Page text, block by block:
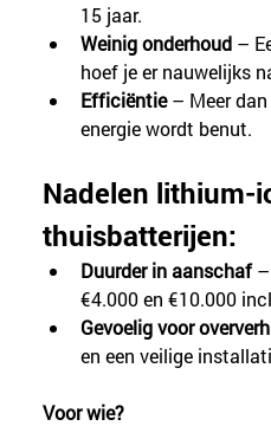
15 jaar.
Weinig onderhoud –
hoef je er nauwelijks
Efficiëntie – Meer dan
energie wordt benut.
Nadelen lithium-
thuisbatterijen:
Duurder in aanschaf –
€4.000 en €10.000
Gevoelig voor
en een veilige
Voor wie?